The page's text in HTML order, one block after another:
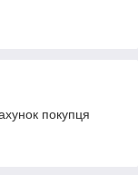
покупця